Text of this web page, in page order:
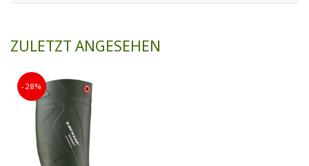
ZULETZT ANGESEHEN
-28%